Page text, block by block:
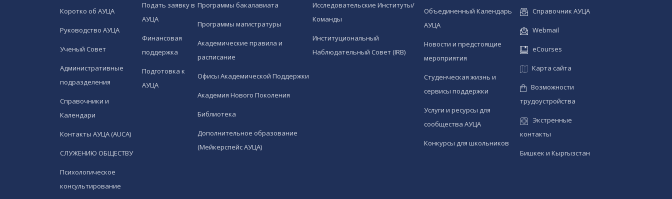
Коротко об АУЦА
Руководство АУЦА
Ученый Совет
Административные
подразделения
Справочники и
Календари
Контакты АУЦА (AUCA)
СЛУЖЕНИЮ ОБЩЕСТВУ
Психологическое
консультирование
Подать заявку в
АУЦА
Финансовая
поддержка
Подготовка к
АУЦА
Программы бакалавиата
Программы магистратуры
Академические правила и
расписание
Офисы Академической Поддержки
Академия Нового Поколения
Библиотека
Дополнительное образование
(Мейкерспейс АУЦА)
Исследовательские Институты/
Команды
Институциональный
Наблюдательный Совет (IRB)
Объединенный Календарь
АУЦА
Новости и предстоящие
мероприятия
Студенческая жизнь и
сервисы поддержки
Услуги и ресурсы для
сообщества АУЦА
Конкурсы для школьников
Справочник АУЦА
Webmail
eCourses
Карта сайта
Возможности
трудоустройства
Экстренные
контакты
Бишкек и Кыргызстан